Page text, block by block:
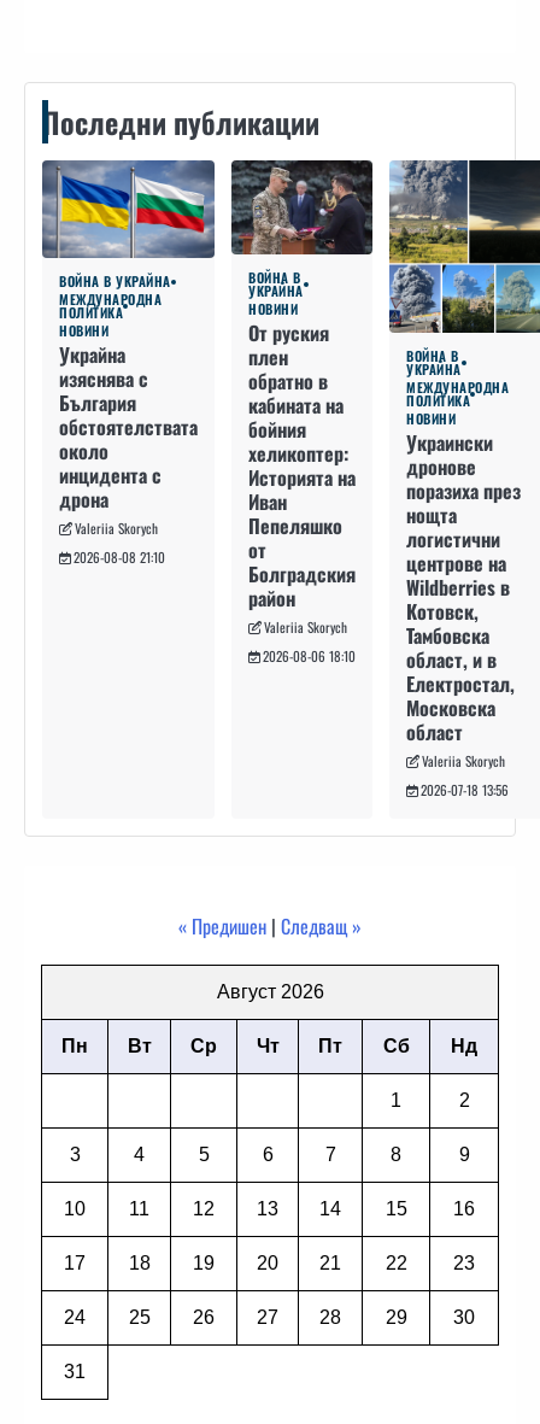
Последни публикации
ВОЙНА В УКРАЙНА
МЕЖДУНАРОДНА
ПОЛИТИКА
НОВИНИ
Украйна
изяснява с
България
обстоятелствата
около
инцидента с
дрона
Valeriia Skorych
2026-08-08 21:10
ВОЙНА В
УКРАЙНА
НОВИНИ
От руския
плен
обратно в
кабината на
бойния
хеликоптер:
Историята на
Иван
Пепеляшко
от
Болградския
район
Valeriia Skorych
2026-08-06 18:10
ВОЙНА В
УКРАЙНА
МЕЖДУНАРОДНА
ПОЛИТИКА
НОВИНИ
Украински
дронове
поразиха през
нощта
логистични
центрове на
Wildberries в
Котовск,
Тамбовска
област, и в
Електростал,
Московска
област
Valeriia Skorych
2026-07-18 13:56
« Предишен | Следващ »
Август 2026
Пн Вт Ср Чт Пт Сб Нд
1 2
3 4 5 6 7 8 9
10 11 12 13 14 15 16
17 18 19 20 21 22 23
24 25 26 27 28 29 30
31